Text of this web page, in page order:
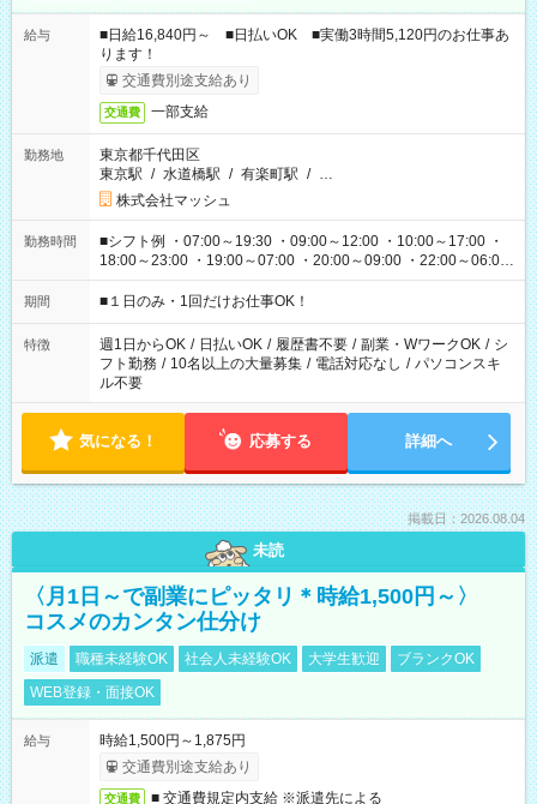
給与
■日給16,840円～ ■日払いOK ■実働3時間5,120円のお仕事あ
ります！
交通費別途支給あり
交通費 一部支給
勤務地
東京都千代田区
東京駅 / 水道橋駅 / 有楽町駅 / …
株式会社マッシュ
勤務時間
■シフト例 ・07:00～19:30 ・09:00～12:00 ・10:00～17:00 ・
18:00～23:00 ・19:00～07:00 ・20:00～09:00 ・22:00～06:00
etc ★最短で3時間で5,120円のお仕事から 15時間で2万円近く稼
げるお仕事も！ ご希望のお時間に合わせてご紹介！ ※シフトは
ください！
期間 ■１日のみ・1回だけお仕事OK！
特徴 週1日からOK / 日払いOK / 履歴書不要 / 副業・WワークOK / シ
フト勤務 / 10名以上の大量募集 / 電話対応なし / パソコンスキ
ル不要
気になる！ 応募する 詳細へ
掲載日：2026.08.04
未読
〈月1日～で副業にピッタリ＊時給1,500円～〉
コスメのカンタン仕分け
派遣 職種未経験OK 社会人未経験OK 大学生歓迎
ブランクOK
WEB登録・面接OK
給与
時給1,500円～1,875円
交通費別途支給あり
交通費 ■ 交通費規定内支給 ※派遣先による